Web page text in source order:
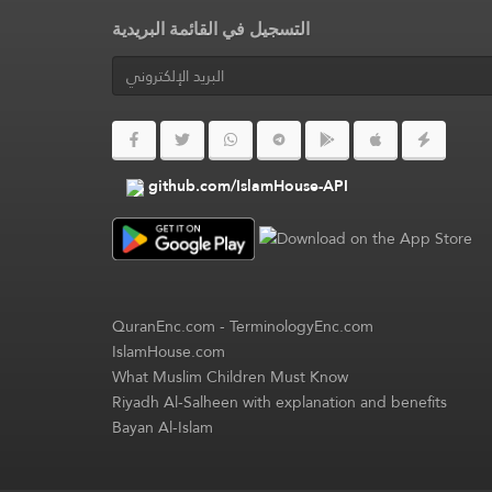
التسجيل في القائمة البريدية
github.com/IslamHouse-API
QuranEnc.com-TerminologyEnc.com
IslamHouse.com
What Muslim Children Must Know
Riyadh Al-Salheen with explanation and benefits
Bayan Al-Islam